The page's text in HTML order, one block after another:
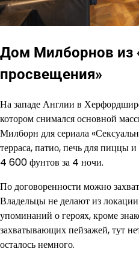
Дом Милборнов из
просвещения»
На западе Англии в
котором снимался основной
Милборн для сериала
терраса, патио, печь для пиццы
4 600 фунтов за 4 ночи.
По договоренности можно
Владельцы не делают из
упоминаний о героях, кроме
захватывающих пейзажей, тут
осталось немного.